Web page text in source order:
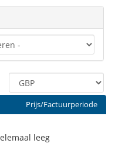
Prijs/Factuurperiode
leeg